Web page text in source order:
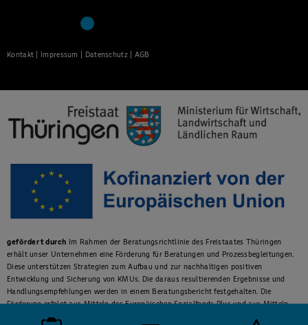
Kontakt Impressum Datenschutz| AGB
gefördert durch Im Rahmen der Beratungsrichtlinie des Freistaates Thüringen
erhält unser Unternehmen eine Förderung für Beratungen und Prozessbegleitungen.
Diese unterstützen Strategien zum Aufbau und zur nachhaltigen positiven
Entwicklung und Sicherung von KMUs. Die daraus resultierenden Ergebnisse und
Handlungsempfehlungen werden in einem Beratungsbericht festgehalten. Die
Förderung erfolgt aus Mitteln des Europäischen Sozialfonds Plus und aus Mitteln
des Freistaats Thüringen.